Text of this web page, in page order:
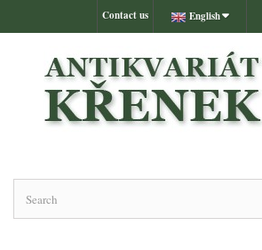
English
Contact us